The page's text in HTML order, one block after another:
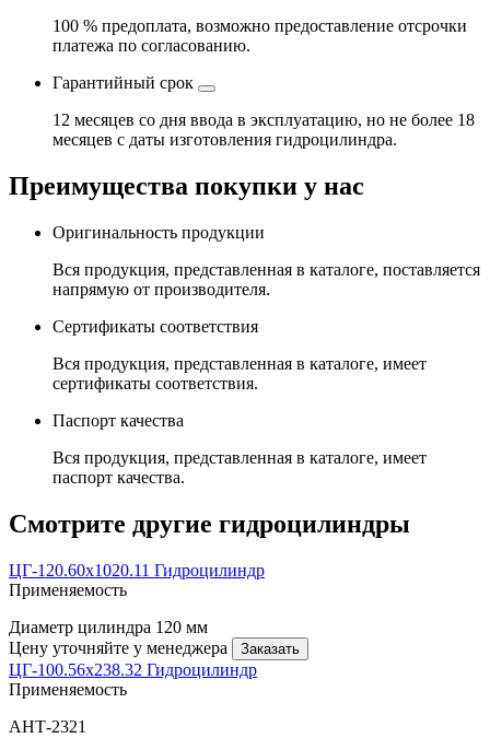
100 % предоплата, возможно предоставление отсрочки
платежа по согласованию.
Гарантийный срок
12 месяцев со дня ввода в эксплуатацию, но не более 18
месяцев с даты изготовления гидроцилиндра.
Преимущества покупки у нас
Оригинальность продукции
Вся продукция, представленная в каталоге, поставляется
напрямую от производителя.
Сертификаты соответствия
Вся продукция, представленная в каталоге, имеет
сертификаты соответствия.
Паспорт качества
Вся продукция, представленная в каталоге, имеет
паспорт качества.
Смотрите другие гидроцилиндры
ЦГ-120.60х1020.11 Гидроцилиндр
Применяемость
Диаметр цилиндра 120 мм
Цену уточняйте у менеджера
Заказать
ЦГ-100.56х238.32 Гидроцилиндр
Применяемость
АНТ-2321